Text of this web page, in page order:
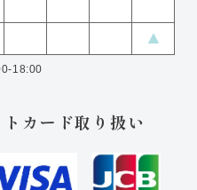
18:00
カード取り扱い